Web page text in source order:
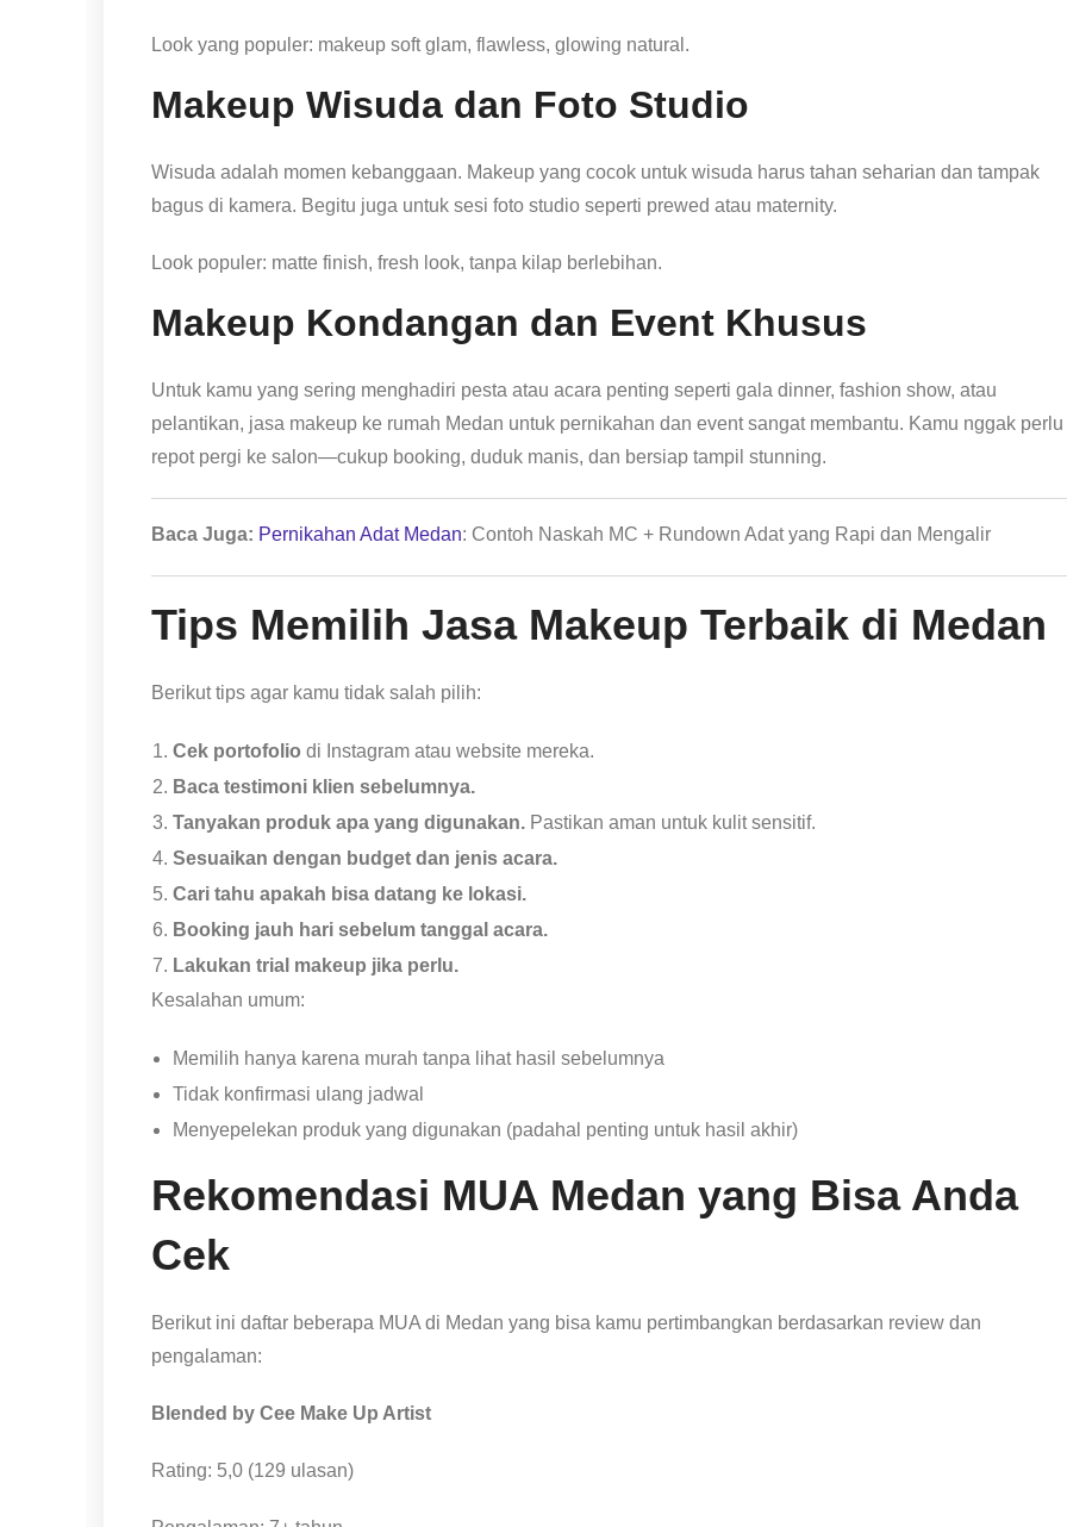
Look yang populer: makeup soft glam, flawless, glowing natural.
Makeup Wisuda dan Foto Studio
Wisuda adalah momen kebanggaan. Makeup yang cocok untuk wisuda harus tahan seharian dan tampak
bagus di kamera. Begitu juga untuk sesi foto studio seperti prewed atau maternity.
Look populer: matte finish, fresh look, tanpa kilap berlebihan.
Makeup Kondangan dan Event Khusus
Untuk kamu yang sering menghadiri pesta atau acara penting seperti gala dinner, fashion show, atau
pelantikan, jasa makeup ke rumah Medan untuk pernikahan dan event sangat membantu. Kamu nggak perlu
repot pergi ke salon—cukup booking, duduk manis, dan bersiap tampil stunning.
Baca Juga: Pernikahan Adat Medan: Contoh Naskah MC + Rundown Adat yang Rapi dan Mengalir
Tips Memilih Jasa Makeup Terbaik di Medan
Berikut tips agar kamu tidak salah pilih:
Cek portofolio di Instagram atau website mereka.
Baca testimoni klien sebelumnya.
Tanyakan produk apa yang digunakan. Pastikan aman untuk kulit sensitif.
Sesuaikan dengan budget dan jenis acara.
Cari tahu apakah bisa datang ke lokasi.
Booking jauh hari sebelum tanggal acara.
Lakukan trial makeup jika perlu.
Kesalahan umum:
Memilih hanya karena murah tanpa lihat hasil sebelumnya
Tidak konfirmasi ulang jadwal
Menyepelekan produk yang digunakan (padahal penting untuk hasil akhir)
Rekomendasi MUA Medan yang Bisa Anda
Cek
Berikut ini daftar beberapa MUA di Medan yang bisa kamu pertimbangkan berdasarkan review dan
pengalaman:
Blended by Cee Make Up Artist
Rating: 5,0 (129 ulasan)